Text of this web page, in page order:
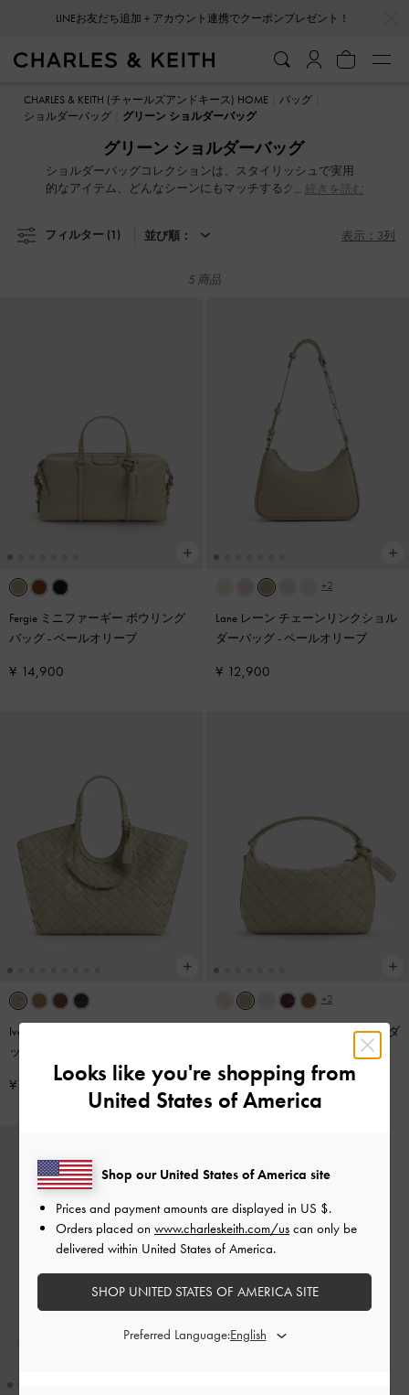
LINEお友だち追加＋アカウント連携でクーポンプレゼント！
LINEお友だち追加＋アカウント連携でクーポンプレゼント！
CHARLES & KEITH (チャールズアンドキース) HOME
バッグ
ショルダーバッグ
グリーン ショルダーバッグ
グリーン ショルダーバッグ
ショルダーバッグコレクションは、スタイリッシュで実用
的なアイテム、どんなシーンにもマッチするグリーンのシ
りな万能アイテムです。カジュアルでシックなTシャツとジ
ッグで洗練さをプラス。テクスチャーや柄が特徴的なショ
続きを読む
フィルター (1) 並び順： 表示：3列
5 商品
Fergie ミニファーギー ボウリング
バッグ- ペールオリーブ
¥ 14,900
+2
Lane レーン チェーンリンクショル
ダーバッグ- ペールオリーブ
¥ 12,900
Ivette イヴェット ウーブントートバ
ッグ
¥ 19,900
+2
Ivette イヴェット ウーブンショルダ
¥ 14,900
Looks like you're shopping from
United States of America
Shop our United States of America site
Prices and payment amounts are displayed in US $.
Orders placed on www.charleskeith.com/us can only be
delivered within United States of America.
SHOP UNITED STATES OF AMERICA SITE
Preferred Language: